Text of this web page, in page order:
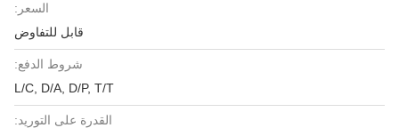
السعر:
قابل للتفاوض
شروط الدفع:
L/C, D/A, D/P, T/T
القدرة على التوريد: